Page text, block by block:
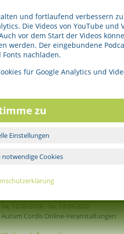
mit dem IBW - Institut für
dokumentiert die Qualität
am17. August 2012von
Ausbildung, ein Kennenlernen des
auch zu der Weiterbildung finden
auf der Website.
Veranstaltungen
von
Unsicherheiten – Mission
Sa, 12.09.2026 - So, 13.09.2026
Aurum Cordis Online-Veranstaltungen
und fortlaufend verbessern
Die Videos von YouTube und
vor dem Start der Videos
werden. Der eingebundene
nachladen.
für Google Analytics und
zu
Einstellungen
Cookies